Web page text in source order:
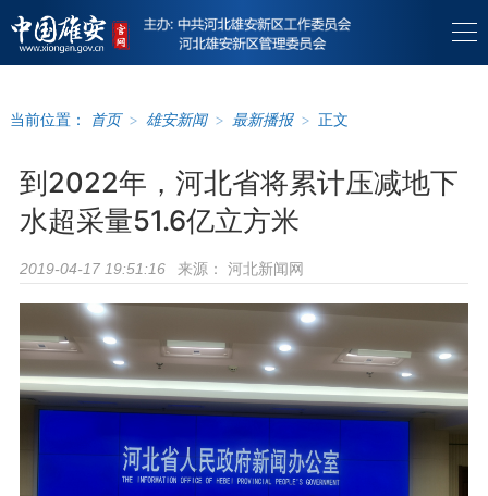
当前位置： 首页 > 雄安新闻 > 最新播报 > 正文
到2022年，河北省将累计压减地下
水超采量51.6亿立方米
2019-04-17 19:51:16 来源： 河北新闻网